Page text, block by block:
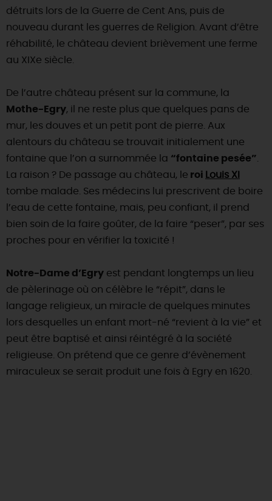
TOUT L'AGENDA
détruits lors de la Guerre de Cent Ans, puis de
nouveau durant les guerres de Religion. Avant d’être
réhabilité, le château devient brièvement une ferme
au XIXe siècle.
De l’autre château présent sur la commune, la
Mothe-Egry, il ne reste plus que quelques pans de
mur, les douves et un petit pont de pierre. Aux
alentours du château se trouvait initialement une
fontaine que l’on a surnommée la “fontaine pesée”
La raison ? De passage au château, le roi Louis XI
tombe malade. Ses médecins lui prescrivent de boire
l’eau de cette fontaine, mais, peu confiant, il prend
bien soin de la faire goûter, de la faire “peser”, par ses
proches pour en vérifier la toxicité !
Notre-Dame d’Egry est pendant longtemps un lieu
de pèlerinage où on célèbre le “répit”, dans le
langage religieux, un miracle de quelques minutes
lors desquelles un enfant mort-né “revient à la vie” et
peut être baptisé et ainsi réintégré à la société
religieuse. On prétend que ce genre d’évènement
miraculeux se serait produit une fois à Egry en 1620.